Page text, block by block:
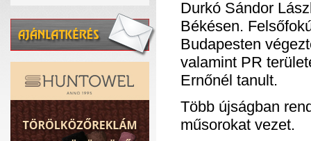
Durkó Sándor
Békésen.
Budapesten
valamint PR
Ernőnél tanult.
Több újságban
műsorokat vezet.